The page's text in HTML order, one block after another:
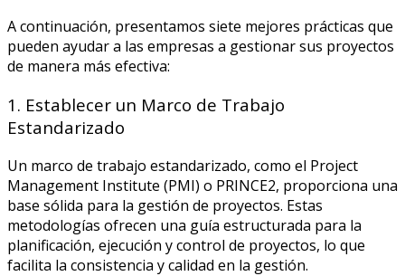
A continuación, presentamos siete mejores prácticas que
pueden ayudar a las empresas a gestionar sus proyectos
de manera más efectiva:
1. Establecer un Marco de Trabajo
Estandarizado
Un marco de trabajo estandarizado, como el Project
Management Institute (PMI) o PRINCE2, proporciona una
base sólida para la gestión de proyectos. Estas
metodologías ofrecen una guía estructurada para la
planificación, ejecución y control de proyectos, lo que
facilita la consistencia y calidad en la gestión.